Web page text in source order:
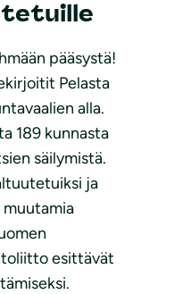
pääsystä!
Pelasta
alla.
189 kunnasta
säilymistä.
ja
muutamia
esittävät